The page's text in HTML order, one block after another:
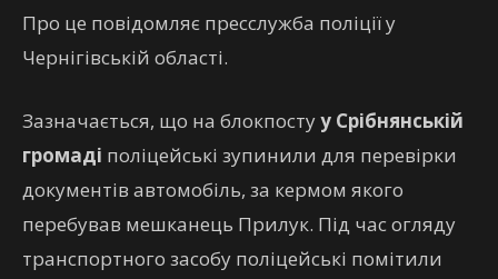
Про це повідомляє пресслужба поліції у
Чернігівській області.
Зазначається, що на блокпостуу Срібнянській
громаді поліцейські зупинили для перевірки
документів автомобіль, за кермом якого
перебував мешканець Прилук. Під час огляду
транспортного засобу поліцейські помітили